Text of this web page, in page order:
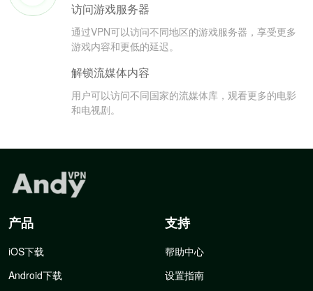
访问游戏服务器
通过VPN可以访问不同地区的游戏服务器，享受更多
游戏内容和更低的延迟。
解锁流媒体内容
用户可以访问不同国家的流媒体库，观看更多的电影
和电视剧。
产品
iOS下载
Android下载
支持
帮助中心
设置指南